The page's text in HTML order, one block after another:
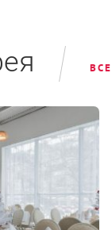
ВСЕ